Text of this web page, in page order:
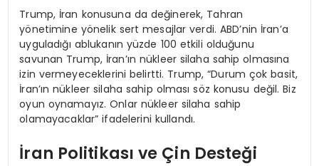
Trump, İran konusuna da değinerek, Tahran
yönetimine yönelik sert mesajlar verdi. ABD’nin İran’a
uyguladığı ablukanın yüzde 100 etkili olduğunu
savunan Trump, İran’ın nükleer silaha sahip olmasına
izin vermeyeceklerini belirtti. Trump, “Durum çok basit,
İran’ın nükleer silaha sahip olması söz konusu değil. Biz
oyun oynamayız. Onlar nükleer silaha sahip
olamayacaklar” ifadelerini kullandı.
İran Politikası ve Çin Desteği